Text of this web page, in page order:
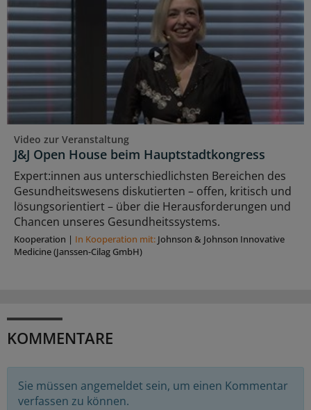
Video zur Veranstaltung
J&J Open House beim Hauptstadtkongress
Expert:innen aus unterschiedlichsten Bereichen des
Gesundheitswesens diskutierten – offen, kritisch und
lösungsorientiert – über die Herausforderungen und
Chancen unseres Gesundheitssystems.
Kooperation | In Kooperation mit: Johnson & Johnson Innovative
Medicine (Janssen-Cilag GmbH)
KOMMENTARE
Sie müssen angemeldet sein, um einen Kommentar
verfassen zu können.